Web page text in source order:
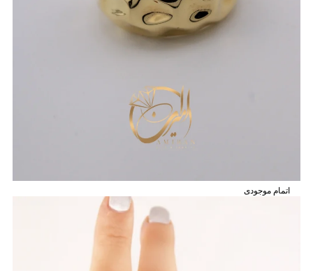
اتمام موجودی